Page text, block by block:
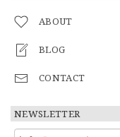
ABOUT
BLOG
CONTACT
NEWSLETTER